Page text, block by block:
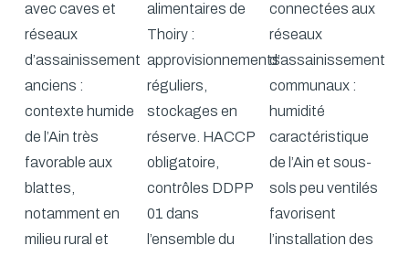
avec caves et
réseaux
d’assainissement
anciens :
contexte humide
de l’Ain très
favorable aux
blattes,
notamment en
milieu rural et
alimentaires de
Thoiry :
approvisionnements
réguliers,
stockages en
réserve. HACCP
obligatoire,
contrôles DDPP
01 dans
l’ensemble du
connectées aux
réseaux
d’assainissement
communaux :
humidité
caractéristique
de l’Ain et sous-
sols peu ventilés
favorisent
l’installation des